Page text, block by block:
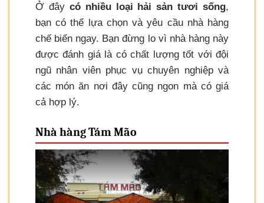
Ở đây có nhiều loại hải sản tươi sống,
bạn có thể lựa chọn và yêu cầu nhà hàng
chế biến ngay. Bạn đừng lo vì nhà hàng này
được đánh giá là có chất lượng tốt với đội
ngũ nhân viên phục vụ chuyên nghiệp và
các món ăn nơi đây cũng ngon mà có giá
cả hợp lý.
Nhà hàng Tám Mão